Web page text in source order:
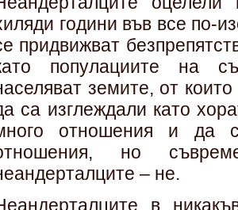
години във все по-
придвижват
популациите на
земите, от
са изглеждали като
отношения и да
но
– не.
в